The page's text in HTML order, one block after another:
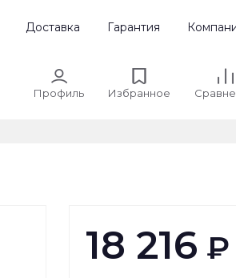
Доставка Гарантия
Профиль Избранное
18 216 ₽